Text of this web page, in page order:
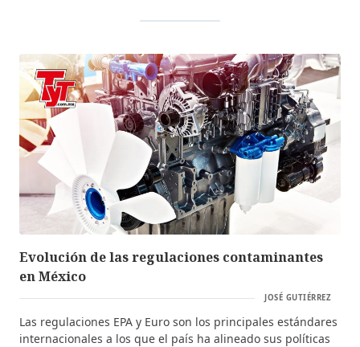
Evolución de las regulaciones contaminantes
en México
JOSÉ GUTIÉRREZ
Las regulaciones EPA y Euro son los principales estándares
internacionales a los que el país ha alineado sus políticas